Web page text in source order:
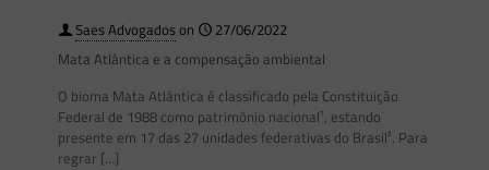
Saes Advogadoson
27/06/2022
Mata Atlântica e a compensação ambiental
O bioma Mata Atlântica é classificado pela Constituição
Federal de 1988 como patrimônio nacional¹, estando
presente em 17 das 27 unidades federativas do Brasil². Para
regrar […]